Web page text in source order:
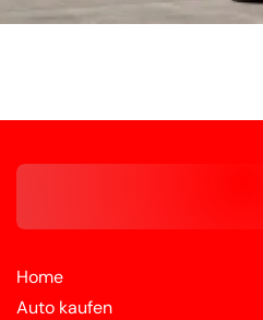
Home
Auto kaufen